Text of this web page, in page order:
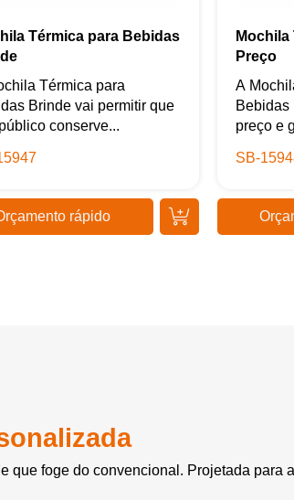
Térmica para Bebidas
Térmica para
Brinde vai permitir que
conserve...
rápido
Preço
A
Bebidas
preço e
SB-
que foge do convencional. Projetada